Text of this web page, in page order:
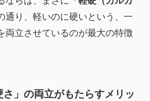
通り、軽いのに硬いという、一
両立させているのが最大の特徴
さ」の両立がもたらすメリッ